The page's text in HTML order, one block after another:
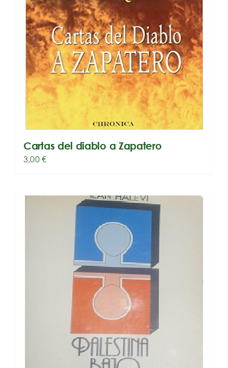
Cartas del diablo a Zapatero
3,00€